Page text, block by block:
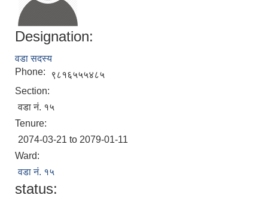
Designation:
वडा सदस्य
Phone:
९८१६५५५४८५
Section:
वडा नं. १५
Tenure:
2074-03-21 to 2079-01-11
Ward:
वडा नं. १५
status: